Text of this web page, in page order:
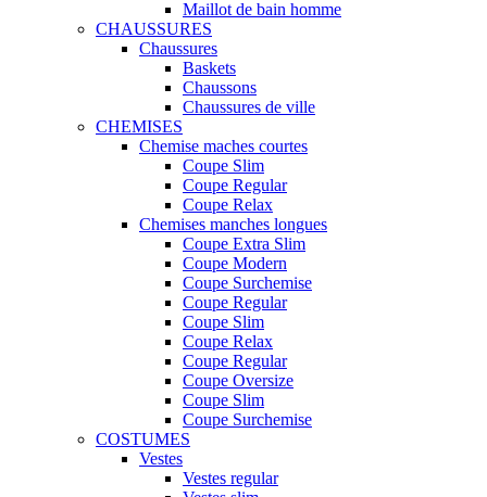
Maillot de bain homme
CHAUSSURES
Chaussures
Baskets
Chaussons
Chaussures de ville
CHEMISES
Chemise maches courtes
Coupe Slim
Coupe Regular
Coupe Relax
Chemises manches longues
Coupe Extra Slim
Coupe Modern
Coupe Surchemise
Coupe Regular
Coupe Slim
Coupe Relax
Coupe Regular
Coupe Oversize
Coupe Slim
Coupe Surchemise
COSTUMES
Vestes
Vestes regular